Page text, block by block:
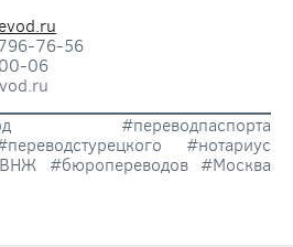
76-56
06
#переводпаспорта
#нотариус
#бюропереводов #Москва